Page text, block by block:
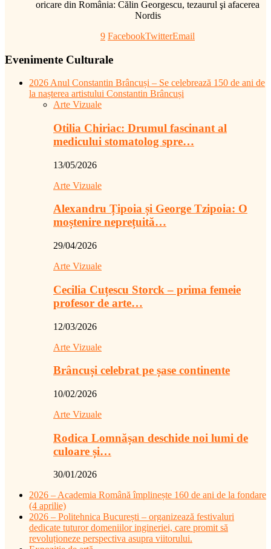
oricare din România: Călin Georgescu, tezaurul şi afacerea
Nordis
9 FacebookTwitterEmail
Evenimente Culturale
2026 Anul Constantin Brâncuși – Se celebrează 150 de ani de
la nașterea artistului Constantin Brâncuși
Arte Vizuale
Otilia Chiriac: Drumul fascinant al
medicului stomatolog spre…
13/05/2026
Arte Vizuale
Alexandru Țipoia și George Tzipoia: O
moștenire neprețuită…
29/04/2026
Arte Vizuale
Cecilia Cuțescu Storck – prima femeie
profesor de arte…
12/03/2026
Arte Vizuale
Brâncuși celebrat pe șase continente
10/02/2026
Arte Vizuale
Rodica Lomnășan deschide noi lumi de
culoare și…
30/01/2026
2026 – Academia Română împlinește 160 de ani de la fondare
(4 aprilie)
2026 – Politehnica București – organizează festivaluri
dedicate tuturor domeniilor ingineriei, care promit să
revoluționeze perspectiva asupra viitorului.